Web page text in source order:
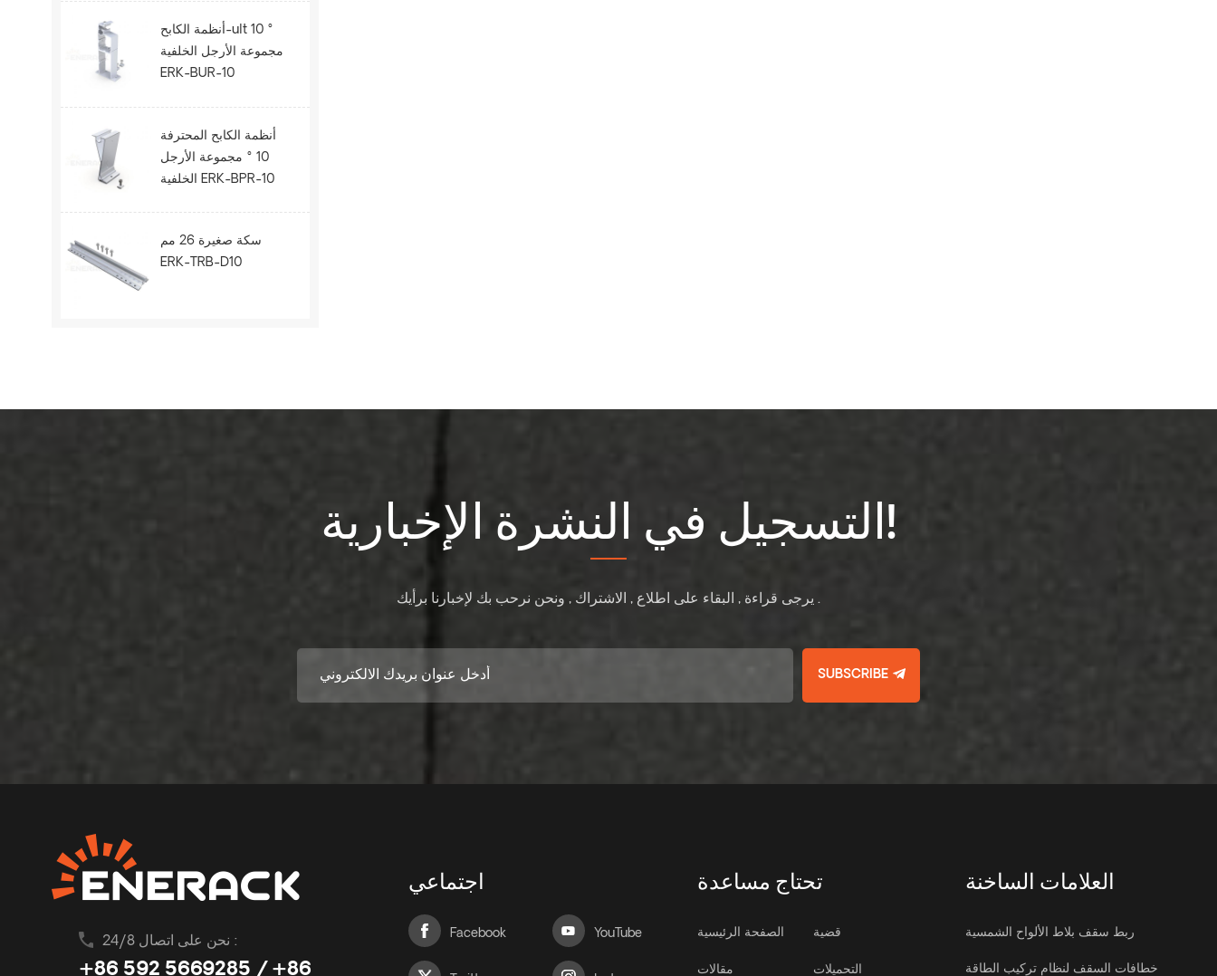
أنظمة الكابح-ult 10 °
مجموعة الأرجل الخلفية
ERK-BUR-10
أنظمة الكابح المحترفة
10 ° مجموعة الأرجل
الخلفية ERK-BPR-10
سكة صغيرة 26 مم
ERK-TRB-D10
التسجيل في النشرة الإخبارية!
يرجى قراءة , البقاء على اطلاع , الاشتراك , ونحن نرحب بك لإخبارنا برأيك .
SUBSCRIBE
نحن على اتصال 24/8 :
+86 592 5669285 / +86
اجتماعي
Facebook YouTube
تحتاج مساعدة
الصفحة الرئيسية
مقالات
قضية
التحميلات
العلامات الساخنة
ربط سقف بلاط الألواح الشمسية
خطافات السقف لنظام تركيب الطاقة